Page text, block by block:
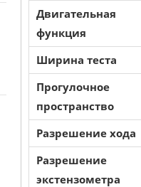
Двигательная
функция
Ширина теста
Прогулочное
пространство
Разрешение хода
Разрешение
экстензометра